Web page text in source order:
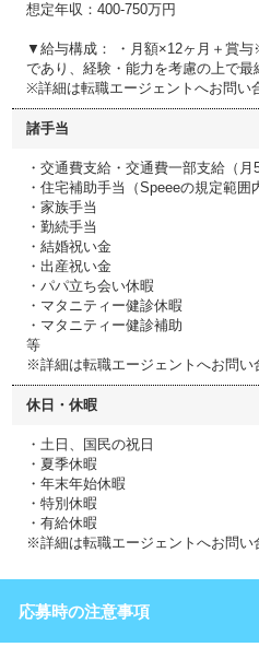
想定年収：400-750万円
▼給与構成： ・月額×12ヶ月＋賞
であり、経験・能力を考慮の上で最
※詳細は転職エージェントへお問い
諸手当
・交通費支給・交通費一部支給（月
・住宅補助手当（Speeeの規定範囲
・家族手当
・勤続手当
・結婚祝い金
・出産祝い金
・パパ立ち会い休暇
・マタニティー健診休暇
・マタニティー健診補助
等
※詳細は転職エージェントへお問い
休日・休暇
・土日、国民の祝日
・夏季休暇
・年末年始休暇
・特別休暇
・有給休暇
※詳細は転職エージェントへお問い
応募時の注意事項